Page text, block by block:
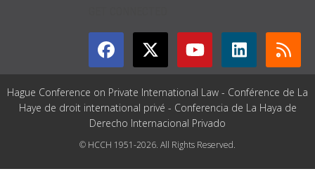
Hague Conference on Private International Law - Conférence de La
Haye de droit international privé - Conferencia de La Haya de
Derecho Internacional Privado
© HCCH 1951-2026. All Rights Reserved.